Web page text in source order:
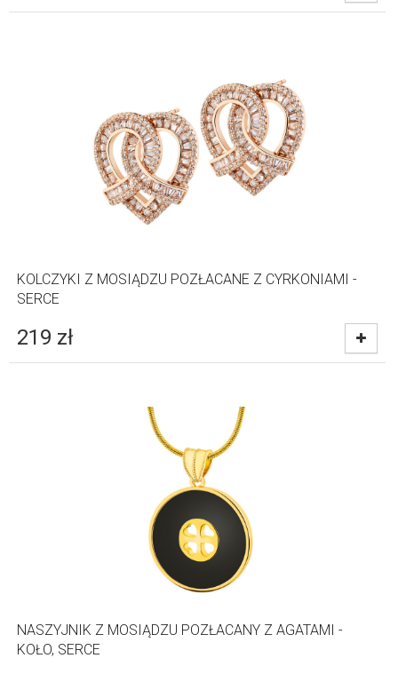
KOLCZYKI Z MOSIĄDZU POZŁACANE Z CYRKONIAMI -
SERCE
219 zł
NASZYJNIK Z MOSIĄDZU POZŁACANY Z AGATAMI -
KOŁO, SERCE